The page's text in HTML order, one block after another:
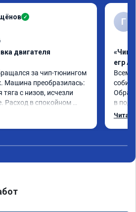
✓
двигателя
за чип-тюнингом
Машина преобразилась:
с низов, исчезли
Расход в спокойном
Все сделали
Г
«Чип
егр
Всем
в